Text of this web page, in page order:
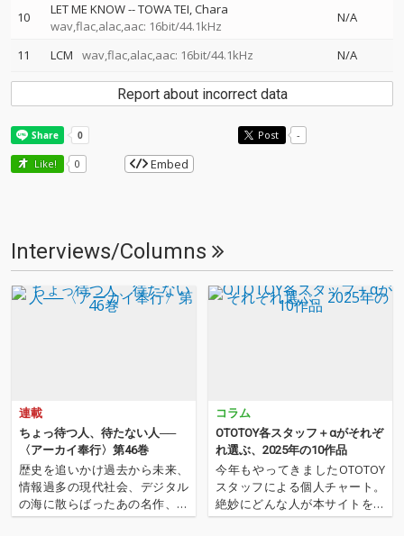
10 LET ME KNOW--TOWA TEI Chara
wav,flac,alac,aac: 16bit/44.1kHz
N/A
11 LCM wav,flac,alac,aac: 16bit/44.1kHz N/A
Report about incorrect data
Post -
Like! 0 Embed
Interviews/Columns
連載
ちょっ待つ人、待たない人──
〈アーカイ奉行〉第46巻
歴史を追いかけ過去から未来、
情報過多の現代社会、デジタル
の海に散らばったあの名作、こ
の名作たちをひとつにまとめる
コラム
OTOTOY各スタッフ＋αがそれぞ
れ選ぶ、2025年の10作品
今年もやってきましたOTOTOY
スタッフによる個人チャート。
絶妙にどんな人が本サイトを運
営しているのか？ そんな自己